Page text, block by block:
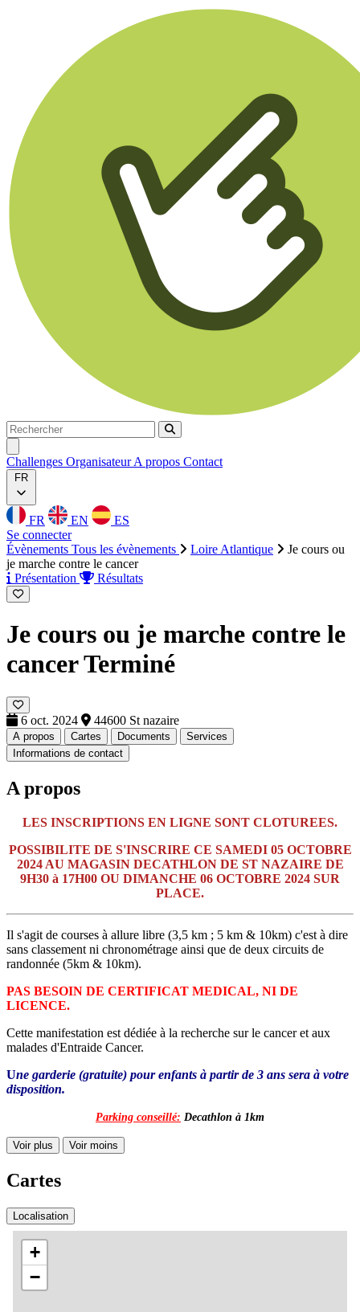
Rechercher
Rechercher
Challenges OrganisateurA propos Contact
FR
FR EN
ES
Se connecter
Évènements Tous les évènements Loire Atlantique
Je cours ou
je marche contre le cancer
Présentation
Résultats
Je cours ou je marche contre le
cancerTerminé
6 oct. 2024 44600 St nazaire
A propos Cartes Documents
Services
Informations de contact
A propos
LES INSCRIPTIONS EN LIGNE SONT CLOTUREES.
POSSIBILITE DE S'INSCRIRE CE SAMEDI 05 OCTOBRE
2024 AU MAGASIN DECATHLON DE ST NAZAIRE DE
9H30 à 17H00 OU DIMANCHE 06 OCTOBRE 2024 SUR
PLACE.
Il s'agit de courses à allure libre (3,5 km ; 5 km & 10km) c'est à dire
sans classement ni chronométrage ainsi que de deux circuits de
randonnée (5km & 10km).
PAS BESOIN DE CERTIFICAT MEDICAL, NI DE
LICENCE.
Cette manifestation est dédiée à la recherche sur le cancer et aux
malades d'Entraide Cancer.
Une garderie (gratuite) pour enfants à partir de 3 ans sera à votre
disposition.
Parking conseillé: Decathlon à 1km
Voir plus Voir moins
Cartes
Localisation